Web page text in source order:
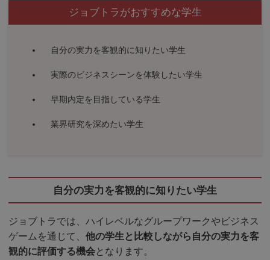
ジョブトラがおすすめな学生
自分の実力を客観的に知りたい学生
実際のビジネスシーンを体験したい学生
早期内定を目指している学生
業界研究を深めたい学生
自分の実力を客観的に知りたい学生
ジョブトラでは、ハイレベルなグループワークやビジネス
ゲームを通じて、 他の学生と比較しながら自分の実力を客
観的に評価する機会となります。